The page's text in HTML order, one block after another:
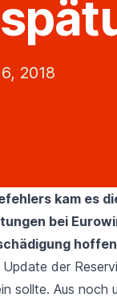
2018
kam es
bei
der
sollte. Aus